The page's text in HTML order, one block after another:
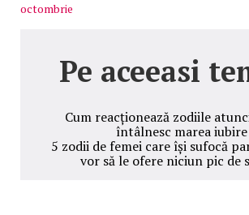
octombrie
Pe aceeasi
Cum reacționează zodiile
întâlnesc marea iubire
5 zodii de femei care își sufocă
vor să le ofere niciun pic de